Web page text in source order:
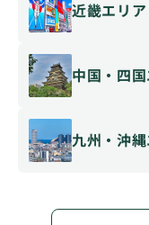
近畿エリア
中国・四
九州・沖